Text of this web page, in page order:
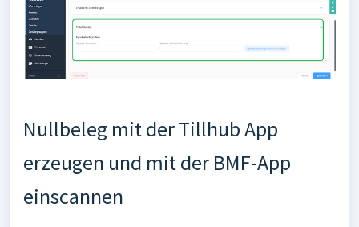
Nullbeleg mit der Tillhub App
erzeugen und mit der BMF-App
einscannen